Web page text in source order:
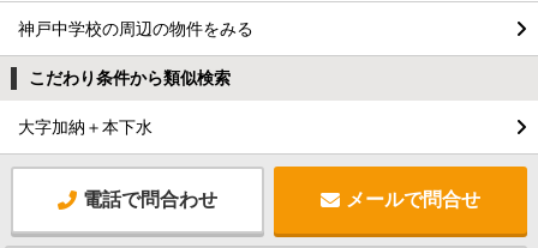
神戸中学校の周辺の物件をみる
こだわり条件から類似検索
大字加納＋本下水
電話で問合わせ メールで問合せ